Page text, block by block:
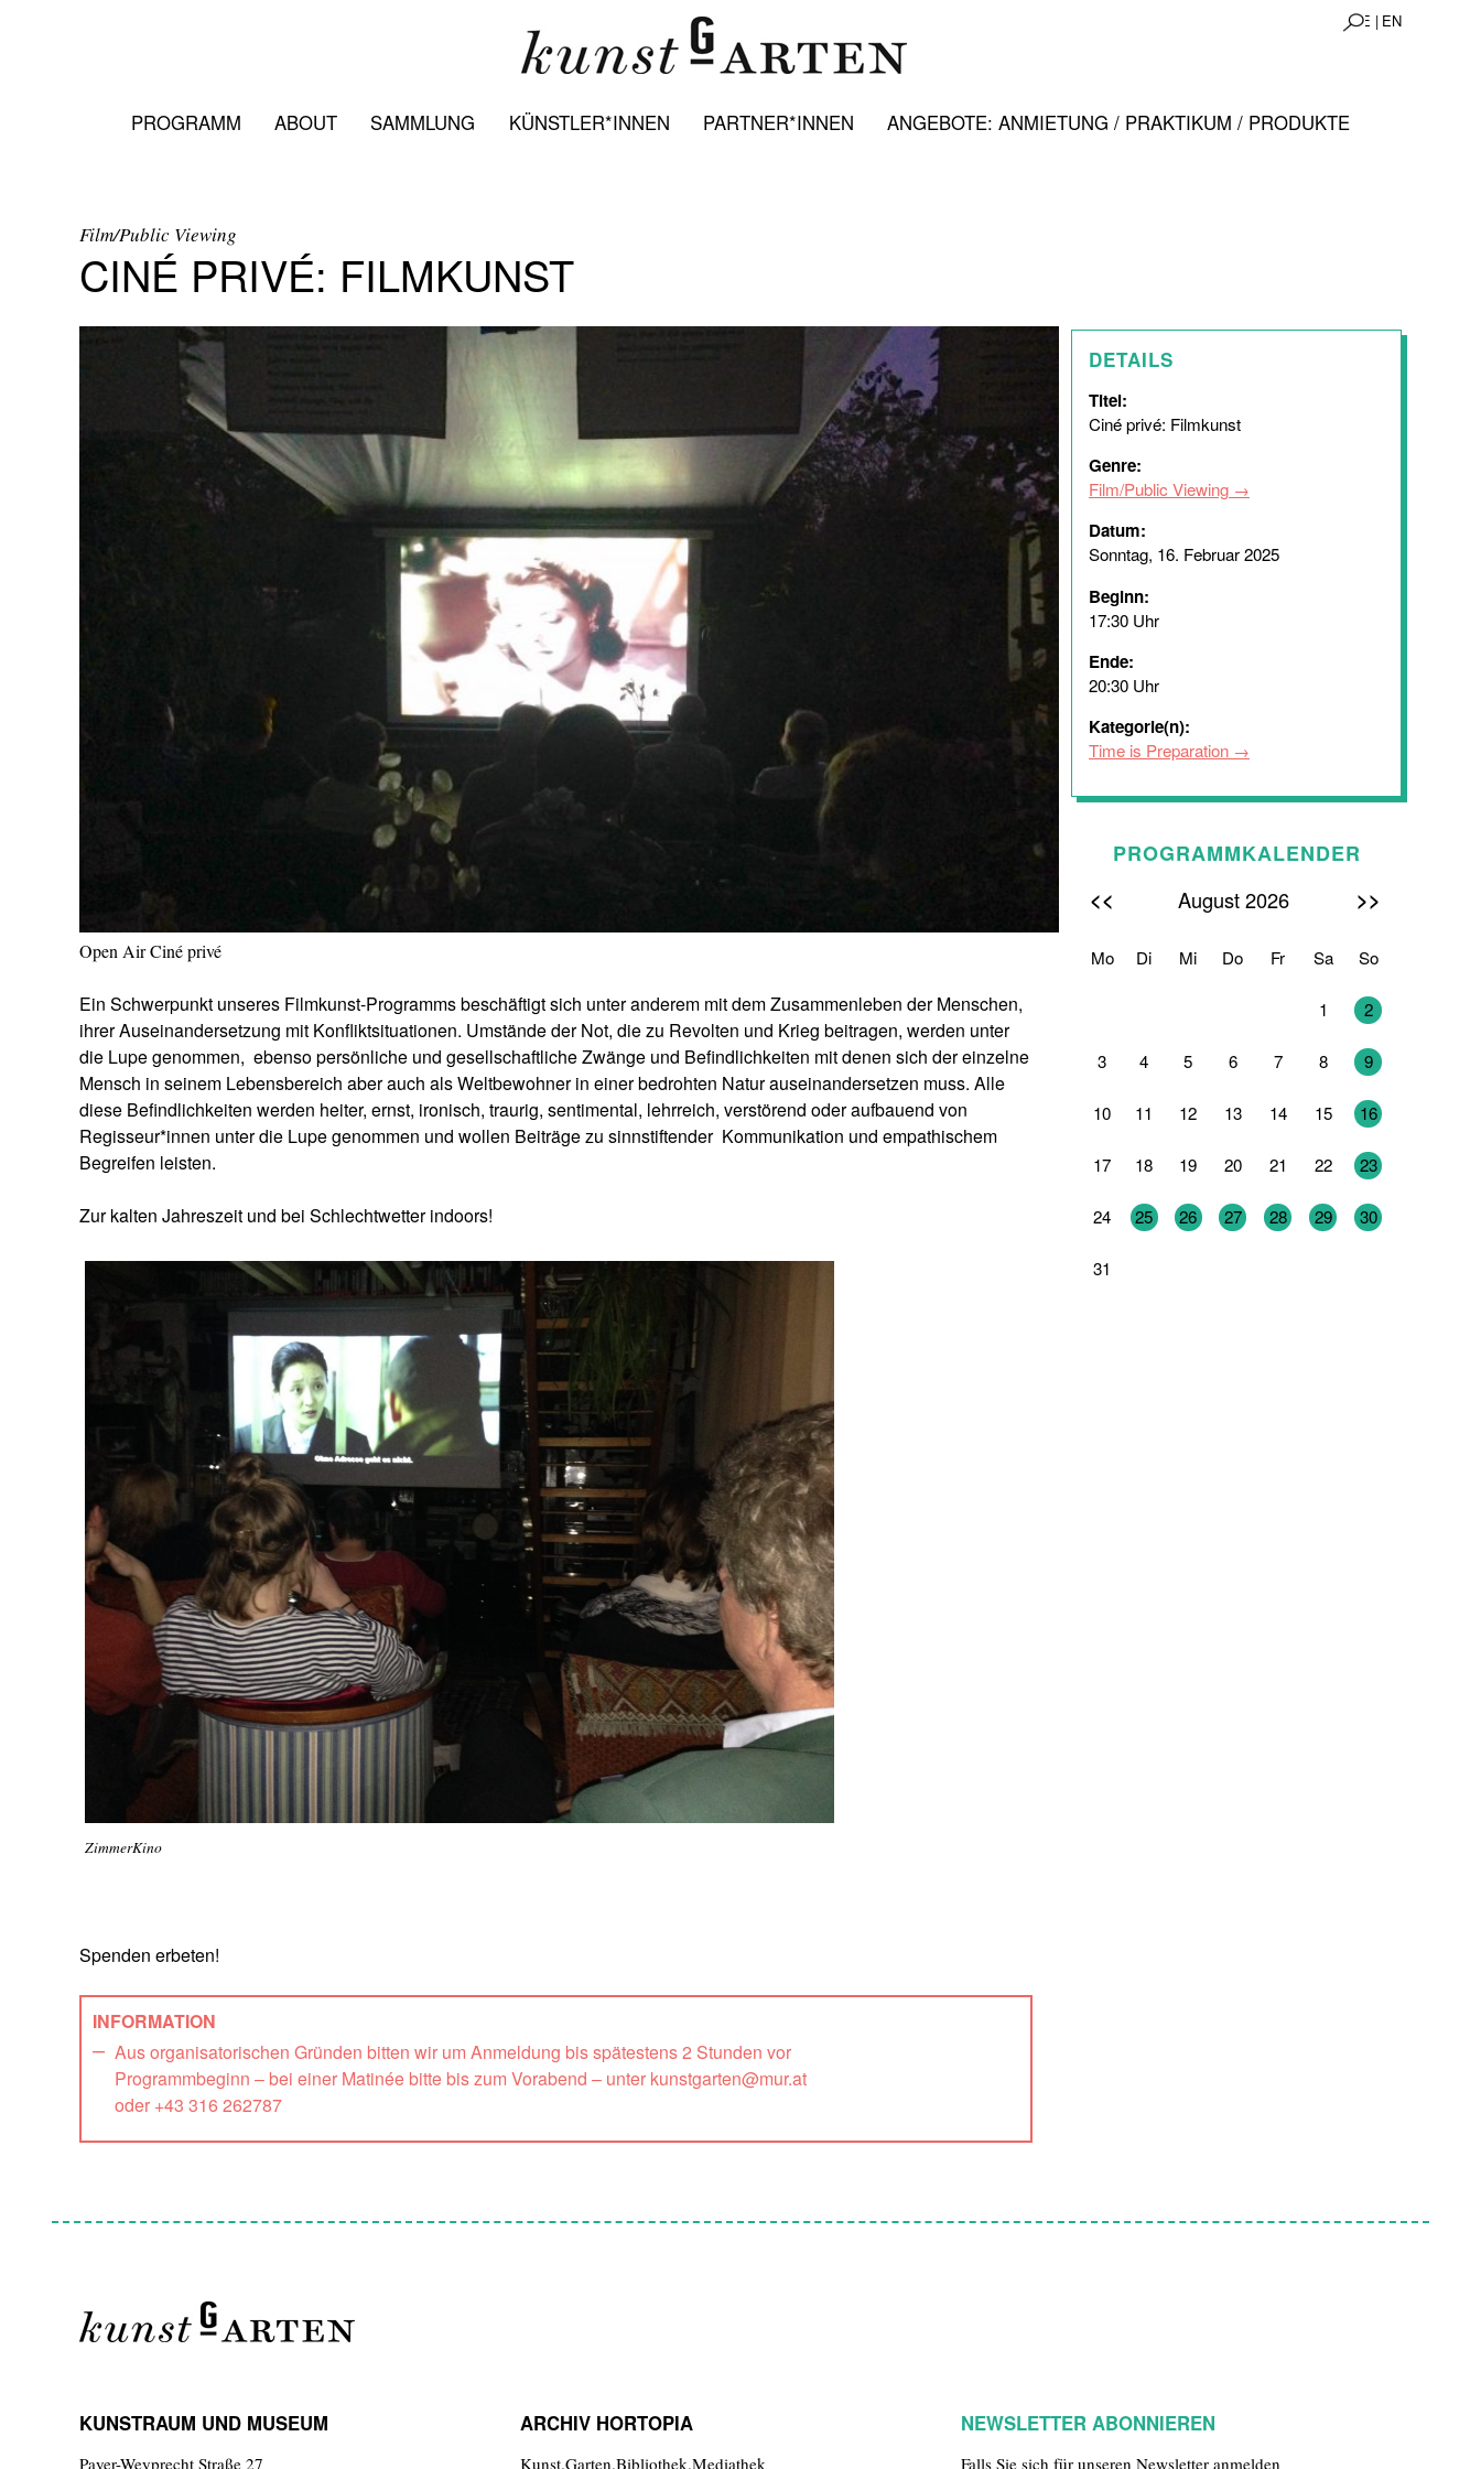
DE | EN
PROGRAMM ABOUT SAMMLUNG KÜNSTLER*INNEN PARTNER*INNEN ANGEBOTE: ANMIETUNG / PRAKTIKUM / PRODUKTE
Film/Public Viewing
CINÉ PRIVÉ: FILMKUNST
Open Air Ciné privé
Ein Schwerpunkt unseres Filmkunst-Programms beschäftigt sich unter anderem mit dem Zusammenleben der Menschen,
ihrer Auseinandersetzung mit Konfliktsituationen. Umstände der Not, die zu Revolten und Krieg beitragen, werden unter
die Lupe genommen, ebenso persönliche und gesellschaftliche Zwänge und Befindlichkeiten mit denen sich der einzelne
Mensch in seinem Lebensbereich aber auch als Weltbewohner in einer bedrohten Natur auseinandersetzen muss. Alle
diese Befindlichkeiten werden heiter, ernst, ironisch, traurig, sentimental, lehrreich, verstörend oder aufbauend von
Regisseur*innen unter die Lupe genommen und wollen Beiträge zu sinnstiftender Kommunikation und empathischem
Begreifen leisten.
Zur kalten Jahreszeit und bei Schlechtwetter indoors!
ZimmerKino
Spenden erbeten!
INFORMATION
Aus organisatorischen Gründen bitten wir um Anmeldung bis spätestens 2 Stunden vor
Programmbeginn – bei einer Matinée bitte bis zum Vorabend – unter kunstgarten@mur.at
oder +43 316 262787
DETAILS
Titel:
Ciné privé: Filmkunst
Genre:
Film/Public Viewing
Datum:
Sonntag, 16. Februar 2025
Beginn:
17:30 Uhr
Ende:
20:30 Uhr
Kategorie(n):
Time is Preparation
PROGRAMMKALENDER
<< August 2026 >>
Mo Di Mi Do Fr Sa So
1 2
3 4 5 6 7 8 9
10 11 12 13 14 15 16
17 18 19 20 21 22 23
24 25 26 27 28 29 30
31
KUNSTRAUM UND MUSEUM
Payer-Weyprecht Straße 27
ARCHIV HORTOPIA
Kunst.Garten.Bibliothek.Mediathek
NEWSLETTER ABONNIEREN
Falls Sie sich für unseren Newsletter anmelden